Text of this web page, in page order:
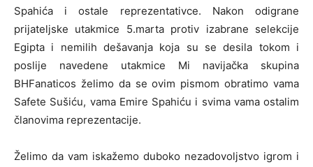
Spahića i ostale reprezentativce. Nakon odigrane
prijateljske utakmice 5.marta protiv izabrane selekcije
Egipta i nemilih dešavanja koja su se desila tokom i
poslije navedene utakmice Mi navijačka skupina
BHFanaticos želimo da se ovim pismom obratimo vama
Safete Sušiću, vama Emire Spahiću i svima vama ostalim
članovima reprezentacije.
Želimo da vam iskažemo duboko nezadovoljstvo igrom i